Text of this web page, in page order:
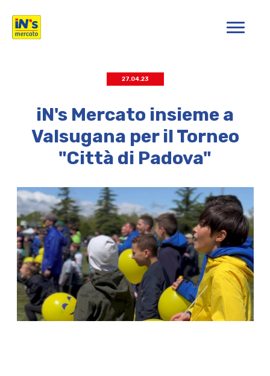
iN's Mercato
27.04.23
iN's Mercato insieme a
Valsugana per il Torneo
"Città di Padova"